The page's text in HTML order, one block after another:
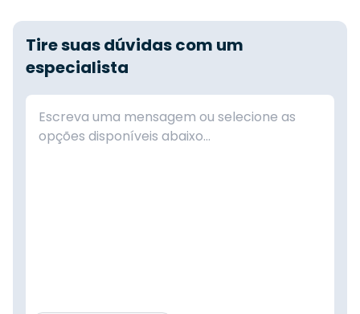
Tire suas dúvidas com um
especialista